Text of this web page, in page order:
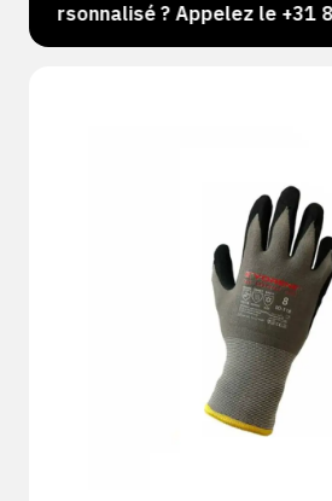
? Appelez le +31 85